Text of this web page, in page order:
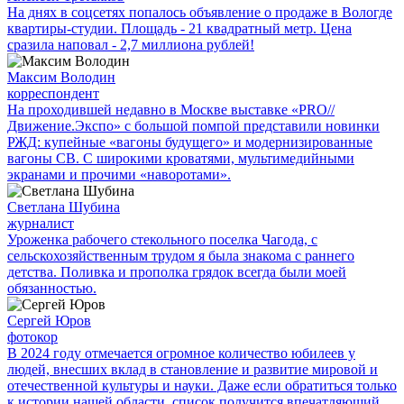
На днях в соцсетях попалось объявление о продаже в Вологде
квартиры-студии. Площадь - 21 квадратный метр. Цена
сразила наповал - 2,7 миллиона рублей!
Максим Володин
корреспондент
На проходившей недавно в Мос­кве выставке «PRO//
Движение.Экспо» с большой помпой представили новинки
РЖД: купейные «вагоны будущего» и модернизированные
вагоны СВ. С широкими кроватями, мультимедийными
экранами и прочими «наворотами».
Светлана Шубина
журналист
Уроженка рабочего стекольного поселка Чагода, с
сельскохозяйственным трудом я была знакома с раннего
детства. Поливка и прополка грядок всегда были моей
обязанностью.
Сергей Юров
фотокор
В 2024 году отмечается огромное количество юбилеев у
людей, внесших вклад в становление и развитие мировой и
отечественной культуры и науки. Даже если обратиться только